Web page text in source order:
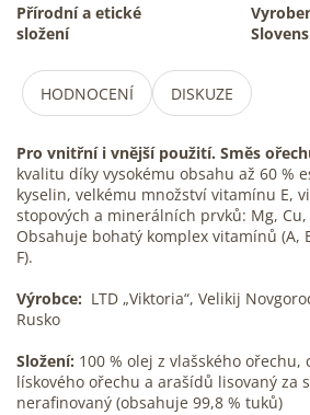
Přírodní a etické
složení
HODNOCENÍ DISKUZE
Pro vnitřní i vnější použití. Směs
kvalitu díky vysokému obsahu až 60 %
kyselin, velkému množství vitamínu E,
stopových a minerálních prvků: Mg, Cu,
Obsahuje bohatý komplex vitamínů (A,
F).
Výrobce: LTD „Viktoria“, Velikij
Rusko
Složení: 100 % olej z vlašského ořechu,
lískového ořechu a arašídů lisovaný za
nerafinovaný (obsahuje 99,8 % tuků)